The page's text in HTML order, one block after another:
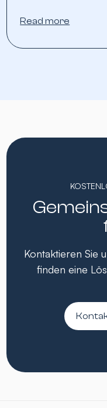
Read more
Kontaktieren Sie
finden eine